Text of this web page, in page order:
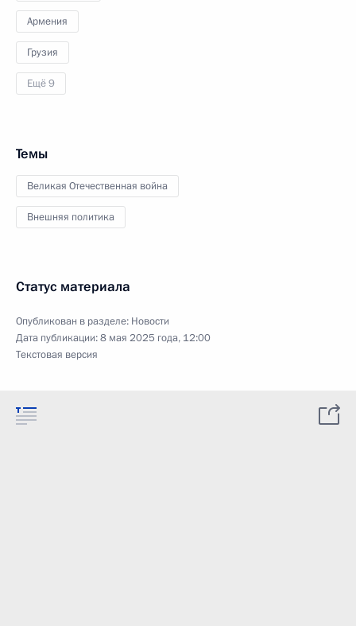
Армения
Грузия
Ещё 9
Темы
Великая Отечественная война
Внешняя политика
Статус материала
Опубликован в разделе: Новости
Дата публикации:8 мая 2025 года, 12:00
Текстовая версия